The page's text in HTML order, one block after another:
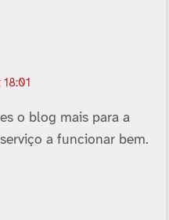
o blog mais para a
a funcionar bem.